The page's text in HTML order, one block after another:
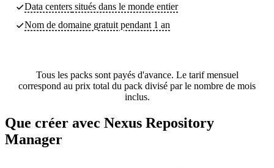
Data centers situés dans le monde entier
Nom de domaine gratuit pendant 1 an
Tous les packs sont payés d'avance. Le tarif mensuel
correspond au prix total du pack divisé par le nombre de mois
inclus.
Que créer avec Nexus Repository
Manager